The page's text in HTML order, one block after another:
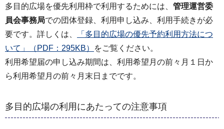
多目的広場を優先利用枠で利用するためには、 管理運営委
員会事務局での団体登録、利用申し込み、利用手続きが必
要です。詳しくは、
「多目的広場の優先予約利用方法につ
いて」（PDF：295KB）
をご覧ください。
利用希望届の申し込み期間は、利用希望月の前々月１日か
ら利用希望月の前々月末日までです。
多目的広場の利用にあたっての注意事項